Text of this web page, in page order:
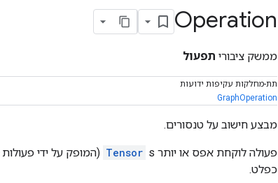
Operation
ממשק ציבורי תפעול
תת-מחלקות עקיפות ידועות
GraphOperation
מבצע חישוב על טנסורים.
פעולה לוקחת אפס או יותר Tensor s (המופק על ידי פעולות אחרות) כקלט, ומפיקה אפס או יותר
כפלט.